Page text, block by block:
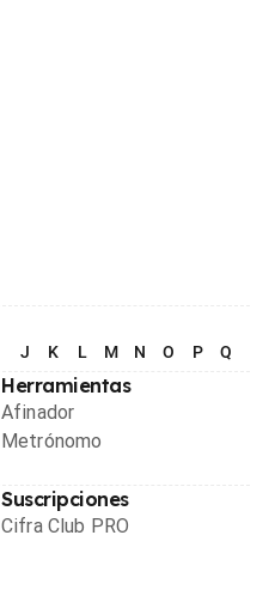
J K L M N O P Q
Herramientas
Afinador
Metrónomo
Suscripciones
Cifra Club PRO